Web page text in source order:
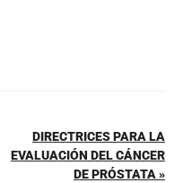
DIRECTRICES PARA LA
EVALUACIÓN DEL CÁNCER
DE PRÓSTATA »